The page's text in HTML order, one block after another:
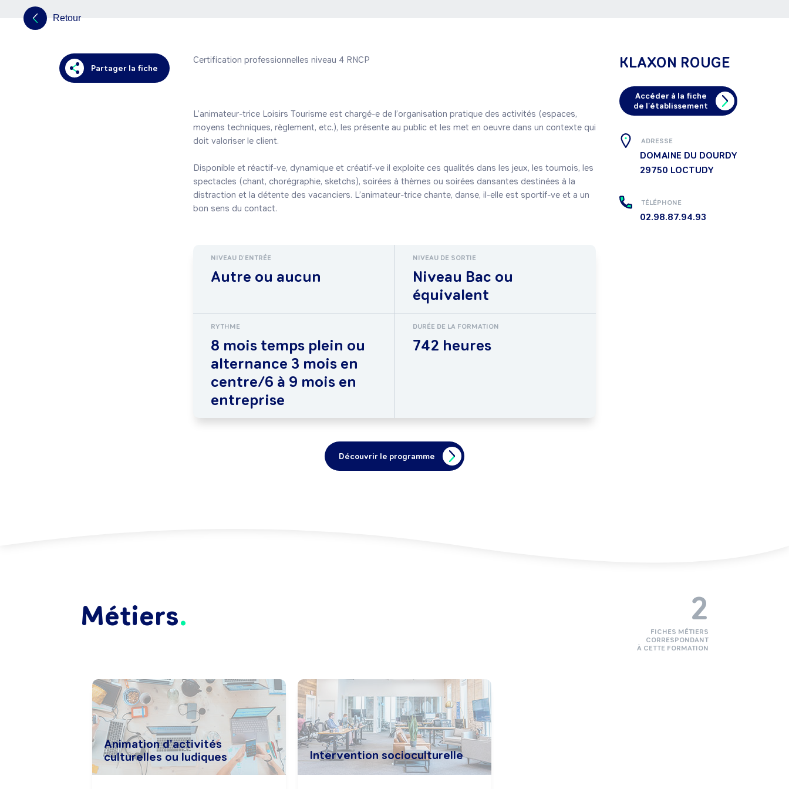
Retour
Partager la fiche
Certification professionnelles niveau 4 RNCP
L’animateur-trice Loisirs Tourisme est chargé-e de l’organisation pratique des activités (espaces,
moyens techniques, règlement, etc.), les présente au public et les met en oeuvre dans un contexte qui
doit valoriser le client.
Disponible et réactif-ve, dynamique et créatif-ve il exploite ces qualités dans les jeux, les tournois, les
spectacles (chant, chorégraphie, sketchs), soirées à thèmes ou soirées dansantes destinées à la
distraction et la détente des vacanciers. L’animateur-trice chante, danse, il-elle est sportif-ve et a un
NIVEAU D'ENTRÉE
Autre ou aucun
NIVEAU DE SORTIE
Niveau Bac ou
équivalent
RYTHME
8 mois temps plein ou
alternance 3 mois en
centre/6 à 9 mois en
entreprise
DURÉE DE LA FORMATION
742 heures
Découvrir le programme
KLAXON ROUGE
Accéder à la fiche
de l'établissement
ADRESSE
DOMAINE DU DOURDY
29750 LOCTUDY
TÉLÉPHONE
02.98.87.94.93
Métiers
Animation d'activités
culturelles ou ludiques
Intervention socioculturelle
2
FICHES MÉTIERS
CORRESPONDANT
À CETTE FORMATION